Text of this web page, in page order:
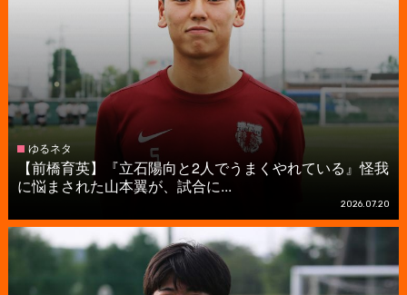
ゆるネタ
【前橋育英】『立石陽向と2人でうまくやれている』怪我
に悩まされた山本翼が、試合に...
2026.07.20